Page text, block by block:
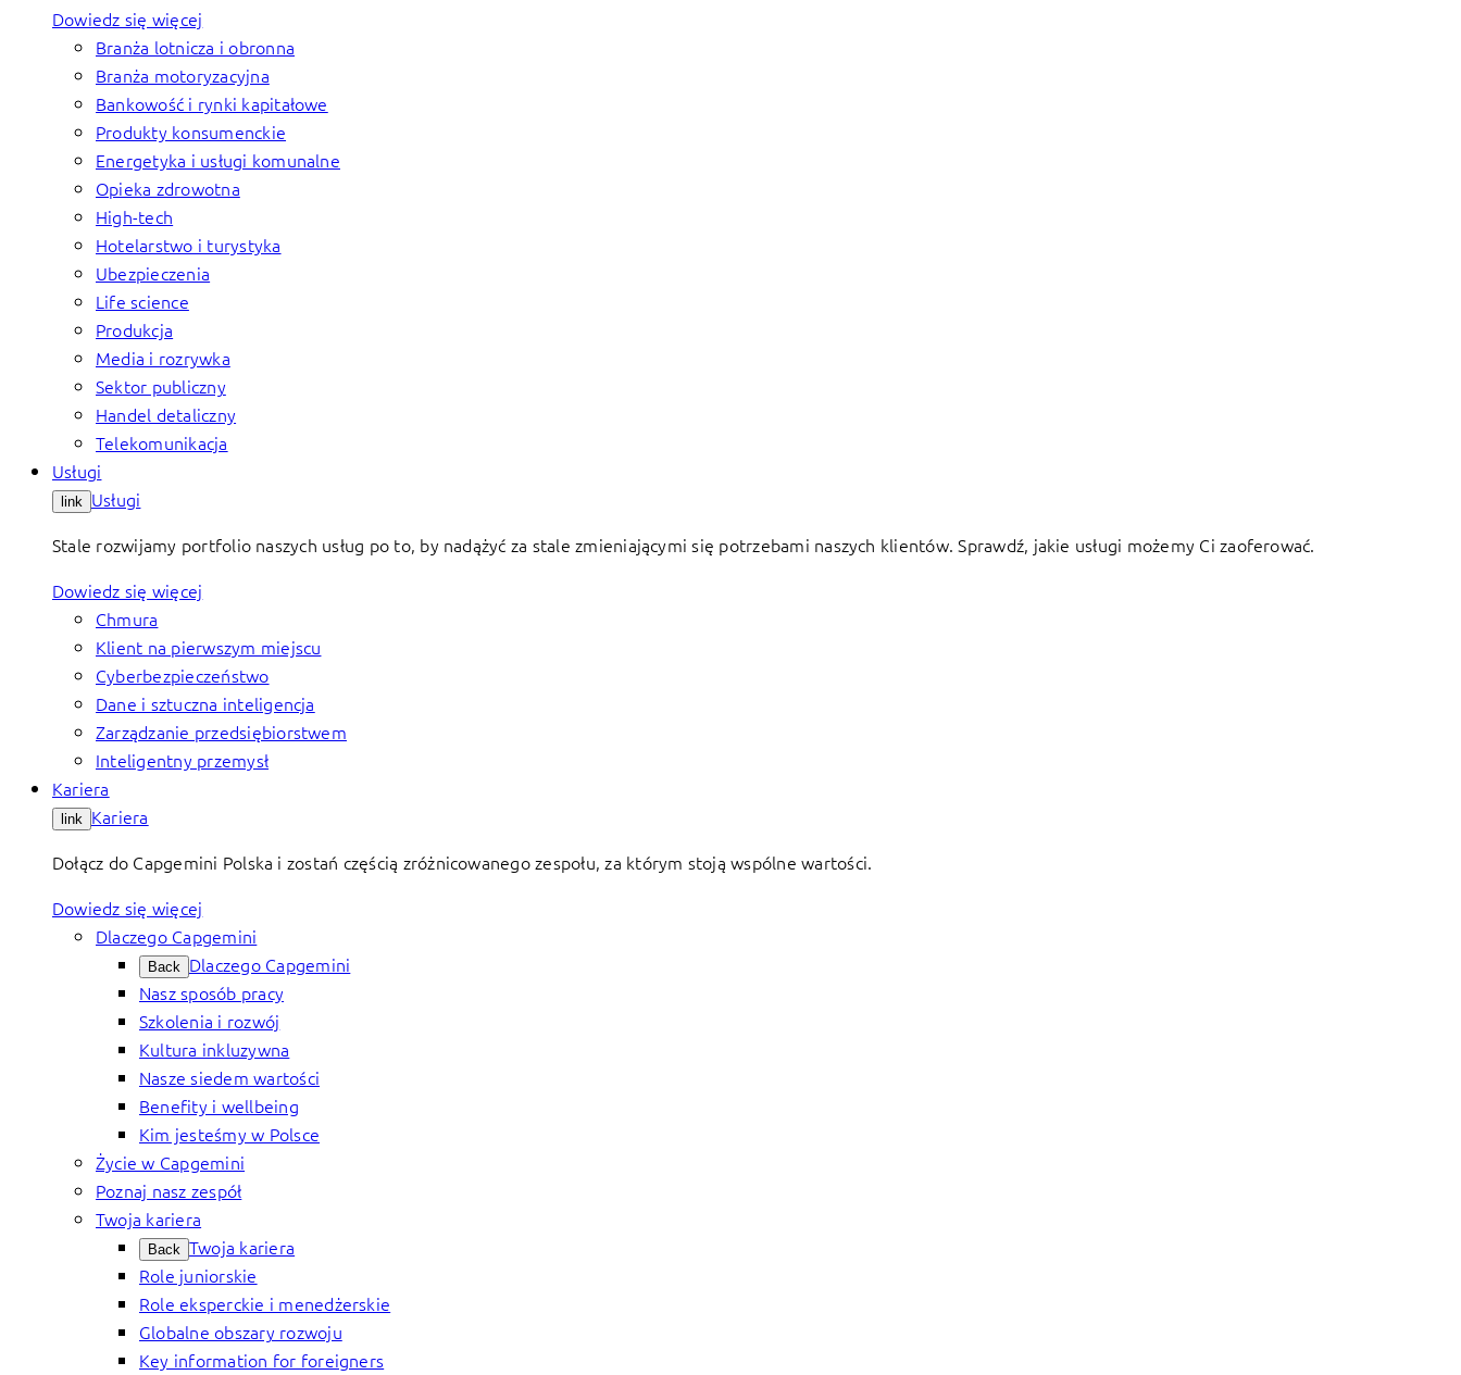
Dowiedz się więcej
Branża lotnicza i obronna
Branża motoryzacyjna
Bankowość i rynki kapitałowe
Produkty konsumenckie
Energetyka i usługi komunalne
Opieka zdrowotna
High-tech
Hotelarstwo i turystyka
Ubezpieczenia
Life science
Produkcja
Media i rozrywka
Sektor publiczny
Handel detaliczny
Telekomunikacja
Usługi
link Usługi
Stale rozwijamy portfolio naszych usług po to, by nadążyć za stale zmieniającymi się potrzebami naszych klientów. Sprawdź, jakie usługi możemy Ci zaoferować.
Dowiedz się więcej
Chmura
Klient na pierwszym miejscu
Cyberbezpieczeństwo
Dane i sztuczna inteligencja
Zarządzanie przedsiębiorstwem
Inteligentny przemysł
Kariera
link Kariera
Dołącz do Capgemini Polska i zostań częścią zróżnicowanego zespołu, za którym stoją wspólne wartości.
Dowiedz się więcej
Dlaczego Capgemini
Back Dlaczego Capgemini
Nasz sposób pracy
Szkolenia i rozwój
Kultura inkluzywna
Nasze siedem wartości
Benefity i wellbeing
Kim jesteśmy w Polsce
Życie w Capgemini
Poznaj nasz zespół
Twoja kariera
Back Twoja kariera
Role juniorskie
Role eksperckie i menedżerskie
Globalne obszary rozwoju
Key information for foreigners